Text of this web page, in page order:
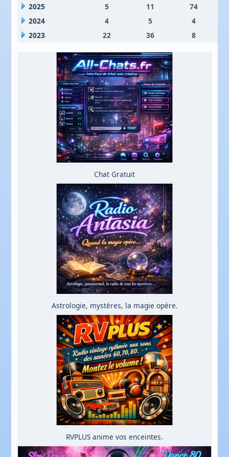
2025
5 11
74
2024
4 5
4
2023
22 36 8
Chat Gratuit
Astrologie, mystères, la magie opère.
RVPLUS anime vos enceintes.